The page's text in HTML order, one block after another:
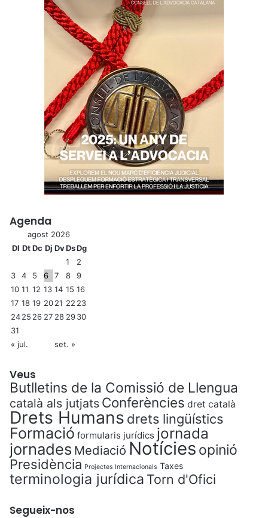
Agenda
agost 2026
Dl DtDc Dj DvDsDg
1
2
3
4 5 6 7 8
9
10 11 12 13 14 15 16
17 18 19 2021 22 23
2425 26 27 28 2930
31
« jul.
set. »
Veus
Butlletins de la Comissió de Llengua
català als jutjats Conferències dret català
Drets Humans drets lingüístics
Formació formularis jurídics jornada
jornades Mediació Notícies opinió
Presidència Projectes Internacionals Taxes
terminologia jurídica Torn d'Ofici
Segueix-nos